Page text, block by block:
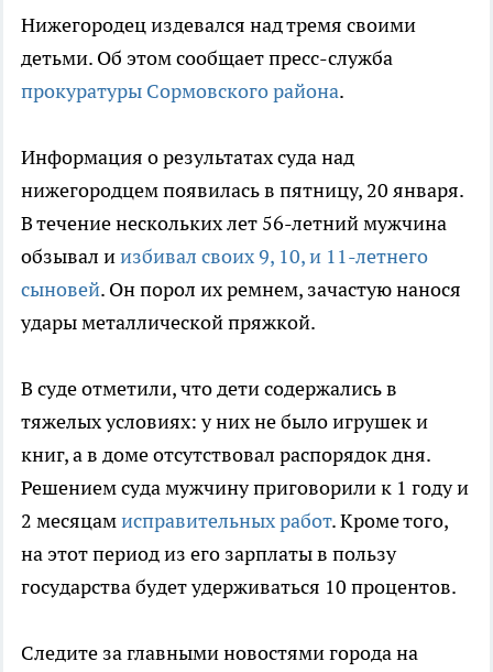
Нижегородец издевался над тремя своими
детьми. Об этом сообщает пресс-служба
прокуратуры Сормовского района.
Информация о результатах суда над
нижегородцем появилась в пятницу, 20 января.
В течение нескольких лет 56-летний мужчина
обзывал иизбивал своих 9, 10, и 11-летнего
сыновей. Он порол их ремнем, зачастую нанося
удары металлической пряжкой.
В суде отметили, что дети содержались в
тяжелых условиях: у них не было игрушек и
книг, а в доме отсутствовал распорядок дня.
Решением суда мужчину приговорили к 1 году и
2 месяцамисправительных работ. Кроме того,
на этот период из его зарплаты в пользу
государства будет удерживаться 10 процентов.
Следите за главными новостями города на